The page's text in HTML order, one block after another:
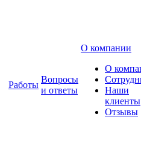
Работы
Вопросы
и ответы
О компании
О
Наши
клиенты
Отзывы